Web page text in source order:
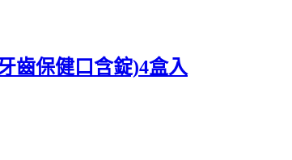
齒保健口含錠)4盒入